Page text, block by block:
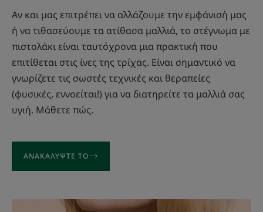
Αν και μας επιτρέπει να αλλάζουμε την εμφάνισή μας
ή να τιθασεύουμε τα ατίθασα μαλλιά, το στέγνωμα με
πιστολάκι είναι ταυτόχρονα μια πρακτική που
επιτίθεται στις ίνες της τρίχας. Είναι σημαντικό να
γνωρίζετε τις σωστές τεχνικές και θεραπείες
(φυσικές, εννοείται!) για να διατηρείτε τα μαλλιά σας
υγιή. Μάθετε πώς.
ΑΝΑΚΑΛΎΨΤΕ ΤΟ